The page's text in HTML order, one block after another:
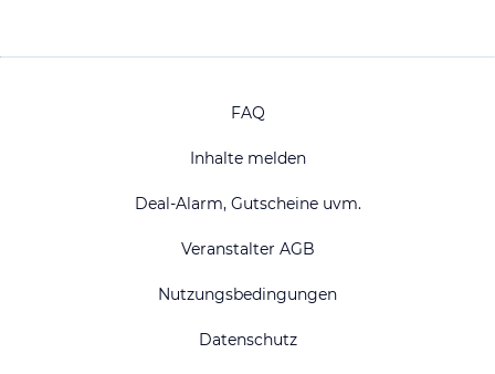
FAQ
Inhalte melden
Deal-Alarm, Gutscheine uvm.
Veranstalter AGB
Nutzungsbedingungen
Datenschutz